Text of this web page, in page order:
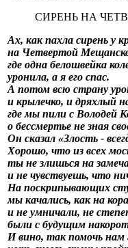
СИРЕНЬ НА
Ах, как пахла сирень у
на Четвертой
где одна белошвейка
уронила, а я его спас.
А потом всю страну
и крылечко, и дряхлый
где мы пили с Володей
о бессмертье не зная
Он сказал «Злость -
Хорошо, что из всех
ты не злишься на
и не чувствуешь, что
На поскрипывающих
мы качались, как на
и не умничали, не
были с будущим
И вино, так помочь нам